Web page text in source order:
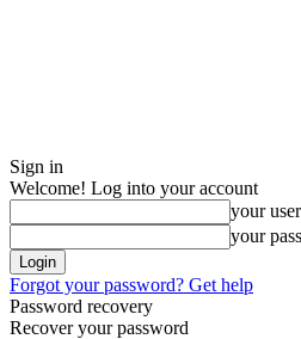
Sign in
Welcome! Log into your account
your
your
Forgot your password? Get help
Password recovery
Recover your password